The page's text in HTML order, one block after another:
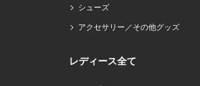
シューズ
アクセサリー／その他グッズ
レディース全て